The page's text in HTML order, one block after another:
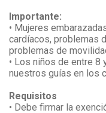
Importante:
• Mujeres
cardíacos, problemas
problemas de
• Los niños de entre 8
nuestros guías en los
Requisitos
• Debe firmar la